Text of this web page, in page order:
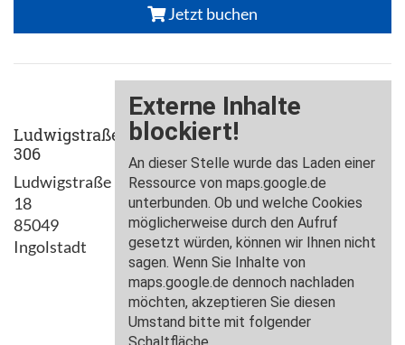
Jetzt buchen
Ludwigstraße
306
Ludwigstraße
18
85049
Ingolstadt